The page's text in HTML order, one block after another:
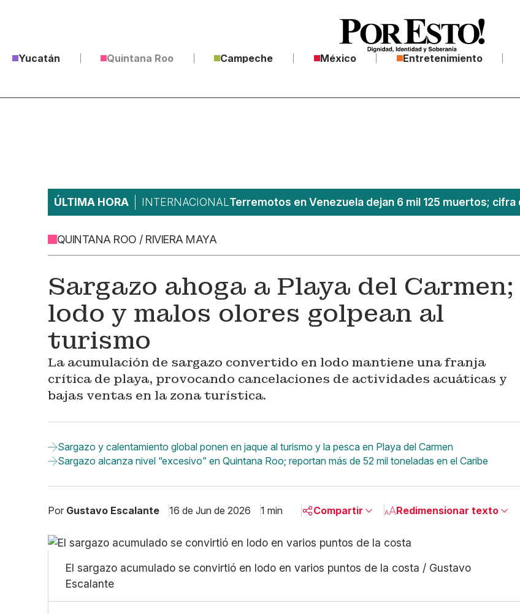
Yucatán Quintana Roo Campeche México Entretenimiento
ÚLTIMA HORA INTERNACIONAL Terremotos en Venezuela dejan 6 mil 125 muertos;
QUINTANA ROO / RIVIERA MAYA
Sargazo ahoga a Playa del Carmen;
lodo y malos olores golpean al
turismo
La acumulación de sargazo convertido en lodo mantiene una franja
crítica de playa, provocando cancelaciones de actividades acuáticas y
bajas ventas en la zona turística.
Sargazo y calentamiento global ponen en jaque al turismo y la pesca en Playa del Carmen
Sargazo alcanza nivel “excesivo” en Quintana Roo; reportan más de 52 mil toneladas en el Caribe
Por Gustavo Escalante 16 de Jun de 2026 1 min Compartir
Linkedin
Facebook
X
Copiar enlace
Redimensionar texto
Pequeño
Grande
El sargazo acumulado se convirtió en lodo en varios puntos de la costa / Gustavo
Escalante